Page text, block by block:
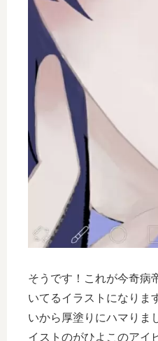
そうです！これが今奇病
いてるイラストになりま
いから厚塗りにハマりま
イストのがひよこのアイ